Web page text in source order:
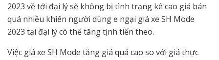
2023 về tới đại lý sẽ không bị tình trạng kê cao giá bán
quá nhiều khiến người dùng e ngại giá xe SH Mode
2023 tại đại lý có thể tăng tịnh tiến theo.
Việc giá xe SH Mode tăng giá quá cao so với giá thực